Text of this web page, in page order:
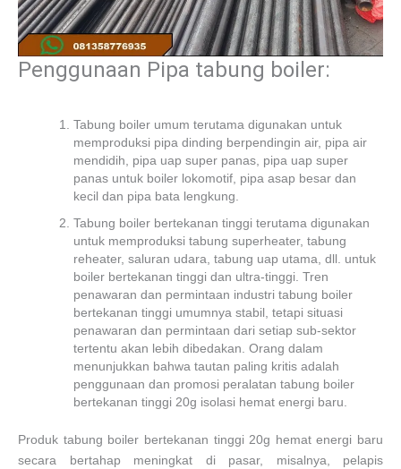
Penggunaan Pipa tabung boiler:
Tabung boiler umum terutama digunakan untuk
memproduksi pipa dinding berpendingin air, pipa air
mendidih, pipa uap super panas, pipa uap super
panas untuk boiler lokomotif, pipa asap besar dan
kecil dan pipa bata lengkung.
Tabung boiler bertekanan tinggi terutama digunakan
untuk memproduksi tabung superheater, tabung
reheater, saluran udara, tabung uap utama, dll. untuk
boiler bertekanan tinggi dan ultra-tinggi. Tren
penawaran dan permintaan industri tabung boiler
bertekanan tinggi umumnya stabil, tetapi situasi
penawaran dan permintaan dari setiap sub-sektor
tertentu akan lebih dibedakan. Orang dalam
menunjukkan bahwa tautan paling kritis adalah
penggunaan dan promosi peralatan tabung boiler
bertekanan tinggi 20g isolasi hemat energi baru.
Produk tabung boiler bertekanan tinggi 20g hemat energi baru
secara bertahap meningkat di pasar, misalnya, pelapis